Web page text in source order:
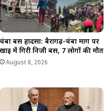
चंबा बस हादसा: बैरागढ़-चंबा मार्ग पर
खाई में गिरी निजी बस, 7 लोगों की मौत
August 8, 2026